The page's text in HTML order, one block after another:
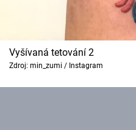
Vyšívaná tetování 2
Zdroj: min_zumi / Instagram